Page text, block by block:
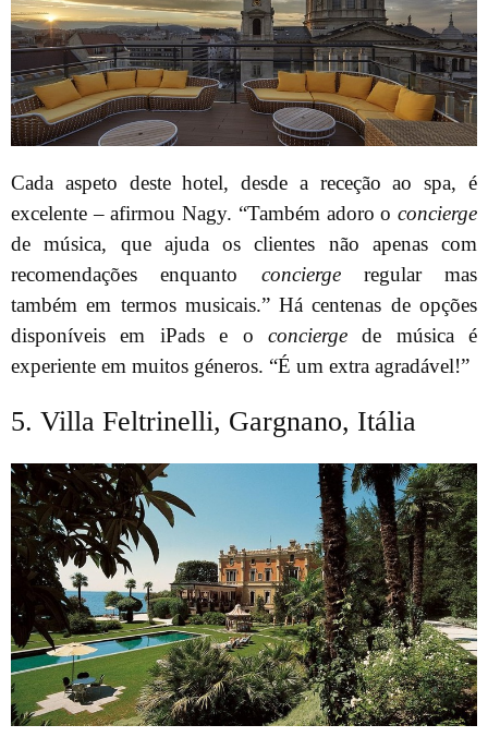
Cada aspeto deste hotel, desde a receção ao spa, é
excelente – afirmou Nagy. “Também adoro o concierge
de música, que ajuda os clientes não apenas com
recomendações enquanto conciergeregular mas
também em termos musicais.” Há centenas de opções
disponíveis em iPads e o conciergede música é
experiente em muitos géneros. “É um extra agradável!”
5. Villa Feltrinelli, Gargnano, Itália